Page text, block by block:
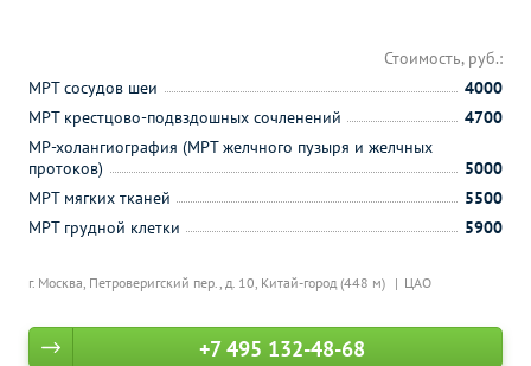
г. Москва, Петроверигский пер., д. 10, Китай-город (448 м) ЦАО
Стоимость, руб.:
МРТ сосудов шеи
4000
МРТ крестцово-подвздошных сочленений
4700
МР-холангиография (МРТ желчного пузыря и желчных
протоков)
5000
МРТ мягких тканей
5500
МРТ грудной клетки
5900
+7 495 132-48-68